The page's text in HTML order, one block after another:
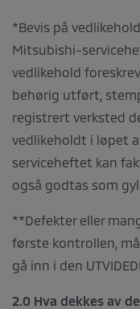
*Bevis på
Mitsubishi-
vedlikehold
behørig utført,
registrert verksted
vedlikeholdt i løpet
serviceheftet kan
også godtas som
**Defekter eller
første kontrollen,
gå inn i den
2.0 Hva dekkes av